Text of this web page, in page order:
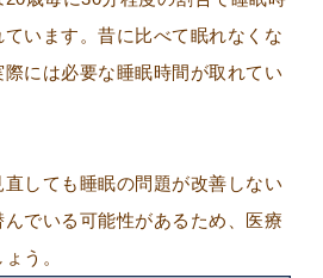
います。昔に比べて眠れなくな
には必要な睡眠時間が取れてい
しても睡眠の問題が改善しない
でいる可能性があるため、医療
う。